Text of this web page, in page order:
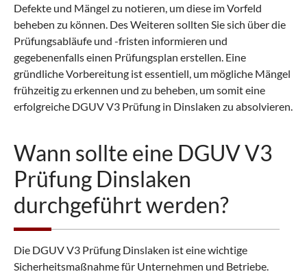
Defekte und Mängel zu notieren, um diese im Vorfeld
beheben zu können. Des Weiteren sollten Sie sich über die
Prüfungsabläufe und -fristen informieren und
gegebenenfalls einen Prüfungsplan erstellen. Eine
gründliche Vorbereitung ist essentiell, um mögliche Mängel
frühzeitig zu erkennen und zu beheben, um somit eine
erfolgreiche DGUV V3 Prüfung in Dinslaken zu absolvieren.
Wann sollte eine DGUV V3
Prüfung Dinslaken
durchgeführt werden?
Die DGUV V3 Prüfung Dinslaken ist eine wichtige
Sicherheitsmaßnahme für Unternehmen und Betriebe.